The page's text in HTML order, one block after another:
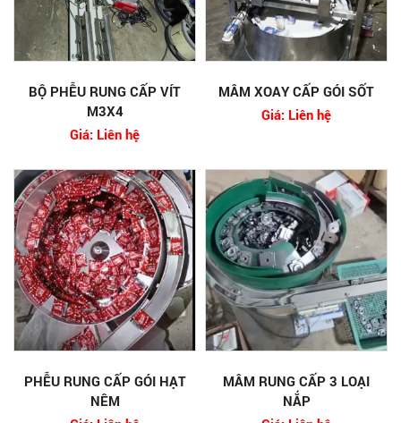
BỘ PHỄU RUNG CẤP VÍT
M3X4
Giá: Liên hệ
MÂM XOAY CẤP GÓI SỐT
Giá: Liên hệ
PHỄU RUNG CẤP GÓI HẠT
NÊM
MÂM RUNG CẤP 3 LOẠI
NẮP